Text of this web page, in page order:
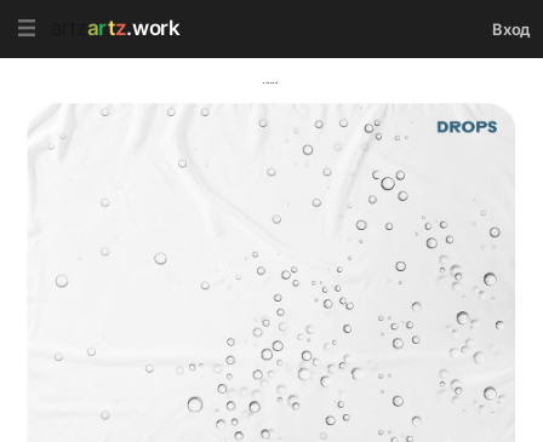
artz.work Вход
artz.work